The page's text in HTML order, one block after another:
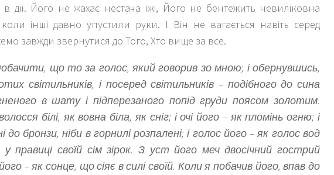
дії. Його не жахає нестача їжі, Його не бентежить невиліковна
інші давно упустили руки. І Він не вагається навіть серед
завжди звернутися до Того, Хто вище за все.
що то за голос, який говорив зо мною; і обернувшись,
світильників, і посеред світильників – подібного до сина
в шату і підперезаного попід груди поясом золотим.
білі, як вовна біла, як сніг; і очі його – як пломінь огню; і
до бронзи, ніби в горнилі розпалені; і голос його – як голос вод
правиці своїй сім зірок. З уст його меч двосічний гострий
– як сонце, що сіяє в силі своїй. Коли я побачив його, впав до